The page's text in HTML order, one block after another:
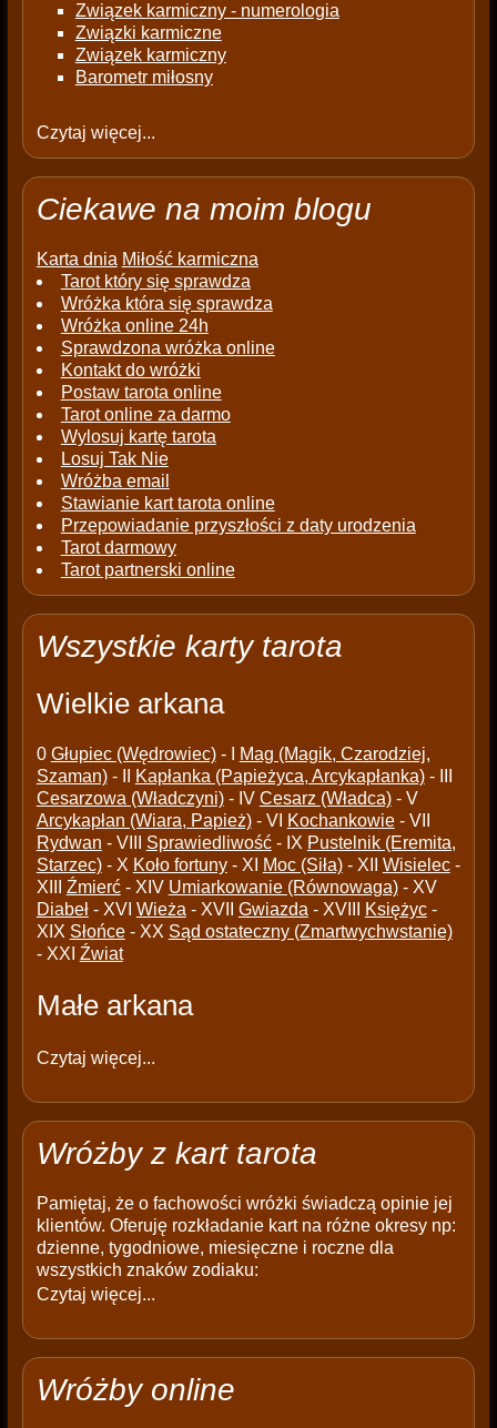
Związek karmiczny - numerologia
Związki karmiczne
Związek karmiczny
Barometr miłosny
Czytaj więcej...
Ciekawe na moim blogu
Karta dnia Miłość karmiczna
Tarot który się sprawdza
Wróżka która się sprawdza
Wróżka online 24h
Sprawdzona wróżka online
Kontakt do wróżki
Postaw tarota online
Tarot online za darmo
Wylosuj kartę tarota
Losuj Tak Nie
Wróżba email
Stawianie kart tarota online
Przepowiadanie przyszłości z daty urodzenia
Tarot darmowy
Tarot partnerski online
Wszystkie karty tarota
Wielkie arkana
0 Głupiec (Wędrowiec)- I
Mag (Magik, Czarodziej,
Szaman)- II Kapłanka (Papieżyca, Arcykapłanka)- III
Cesarzowa (Władczyni)- IV Cesarz (Władca)- V
Arcykapłan (Wiara, Papież)- VI Kochankowie- VII
Rydwan - VIII Sprawiedliwość- IX Pustelnik (Eremita,
Starzec)- X Koło fortuny- XI Moc (Siła)- XII Wisielec-
XIII Źmierć- XIV Umiarkowanie (Równowaga)- XV
Diabeł- XVI Wieża - XVII Gwiazda - XVIII Księżyc-
XIX Słońce- XX Sąd ostateczny (Zmartwychwstanie)
- XXI Źwiat
Małe arkana
Czytaj więcej...
Wróżby z kart tarota
Pamiętaj, że o fachowości wróżki świadczą opinie jej
klientów. Oferuję rozkładanie kart na różne okresy np:
dzienne, tygodniowe, miesięczne i roczne dla
wszystkich znaków zodiaku:
Czytaj więcej...
Wróżby online